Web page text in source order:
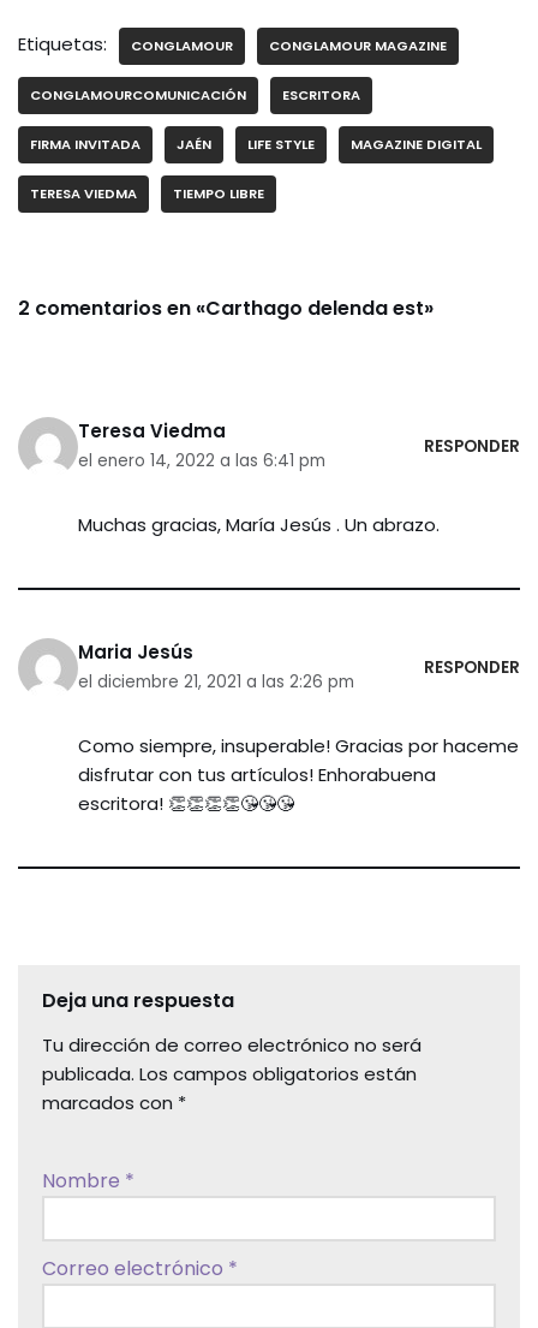
Etiquetas: CONGLAMOUR CONGLAMOUR MAGAZINE
CONGLAMOURCOMUNICACIÓN ESCRITORA
FIRMA INVITADA JAÉN LIFE STYLE MAGAZINE DIGITAL
TERESA VIEDMA TIEMPO LIBRE
2 comentarios en «Carthago delenda est»
Teresa Viedma
el enero 14, 2022 a las 6:41 pm
RESPONDER
Muchas gracias, María Jesús . Un abrazo.
Maria Jesús
el diciembre 21, 2021 a las 2:26 pm
RESPONDER
Como siempre, insuperable! Gracias por haceme
disfrutar con tus artículos! Enhorabuena
escritora! 👏👏👏👏😘😘😘
Deja una respuesta
Tu dirección de correo electrónico no será
publicada. Los campos obligatorios están
marcados con *
Nombre *
Correo electrónico *